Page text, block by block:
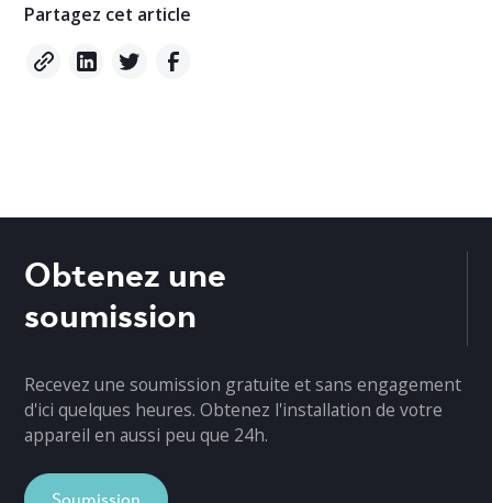
Partagez cet article
Obtenez une
soumission
Recevez une soumission gratuite et sans engagement
d'ici quelques heures. Obtenez l'installation de votre
appareil en aussi peu que 24h.
Soumission